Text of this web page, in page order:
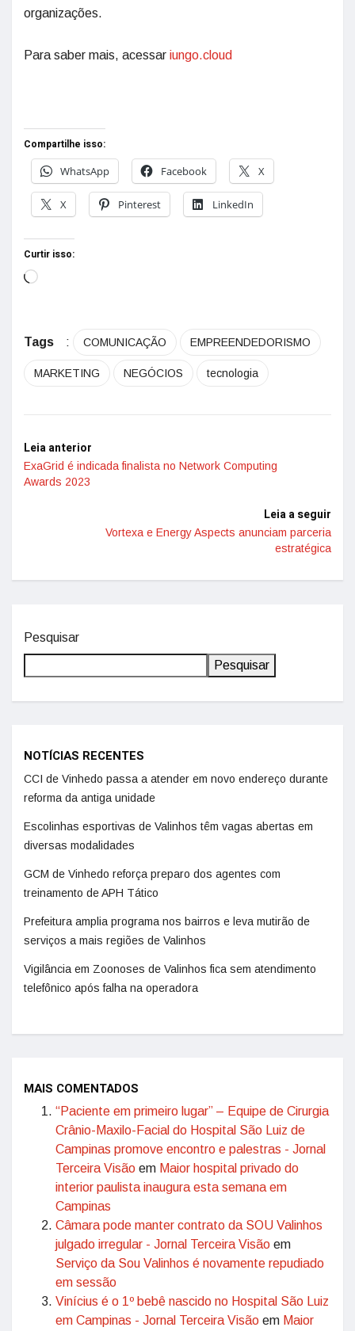
organizações.
Para saber mais, acessar iungo.cloud
Compartilhe isso:
WhatsApp
Facebook X
X Pinterest LinkedIn
Curtir isso:
Tags : COMUNICAÇÃO EMPREENDEDORISMO
MARKETING NEGÓCIOS tecnologia
Leia anterior
ExaGrid é indicada finalista no Network Computing
Awards 2023
Leia a seguir
Vortexa e Energy Aspects anunciam parceria
estratégica
Pesquisar
Pesquisar
NOTÍCIAS RECENTES
CCI de Vinhedo passa a atender em novo endereço durante
reforma da antiga unidade
Escolinhas esportivas de Valinhos têm vagas abertas em
diversas modalidades
GCM de Vinhedo reforça preparo dos agentes com
treinamento de APH Tático
Prefeitura amplia programa nos bairros e leva mutirão de
serviços a mais regiões de Valinhos
Vigilância em Zoonoses de Valinhos fica sem atendimento
telefônico após falha na operadora
MAIS COMENTADOS
“Paciente em primeiro lugar” – Equipe de Cirurgia
Crânio-Maxilo-Facial do Hospital São Luiz de
Campinas promove encontro e palestras - Jornal
Terceira Visão em Maior hospital privado do
interior paulista inaugura esta semana em
Campinas
Câmara pode manter contrato da SOU Valinhos
julgado irregular - Jornal Terceira Visão em
Serviço da Sou Valinhos é novamente repudiado
em sessão
Vinícius é o 1º bebê nascido no Hospital São Luiz
em Campinas - Jornal Terceira Visão em Maior